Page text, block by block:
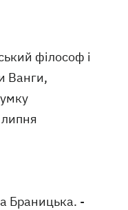
філософ і
Ванги,
Браницька. -